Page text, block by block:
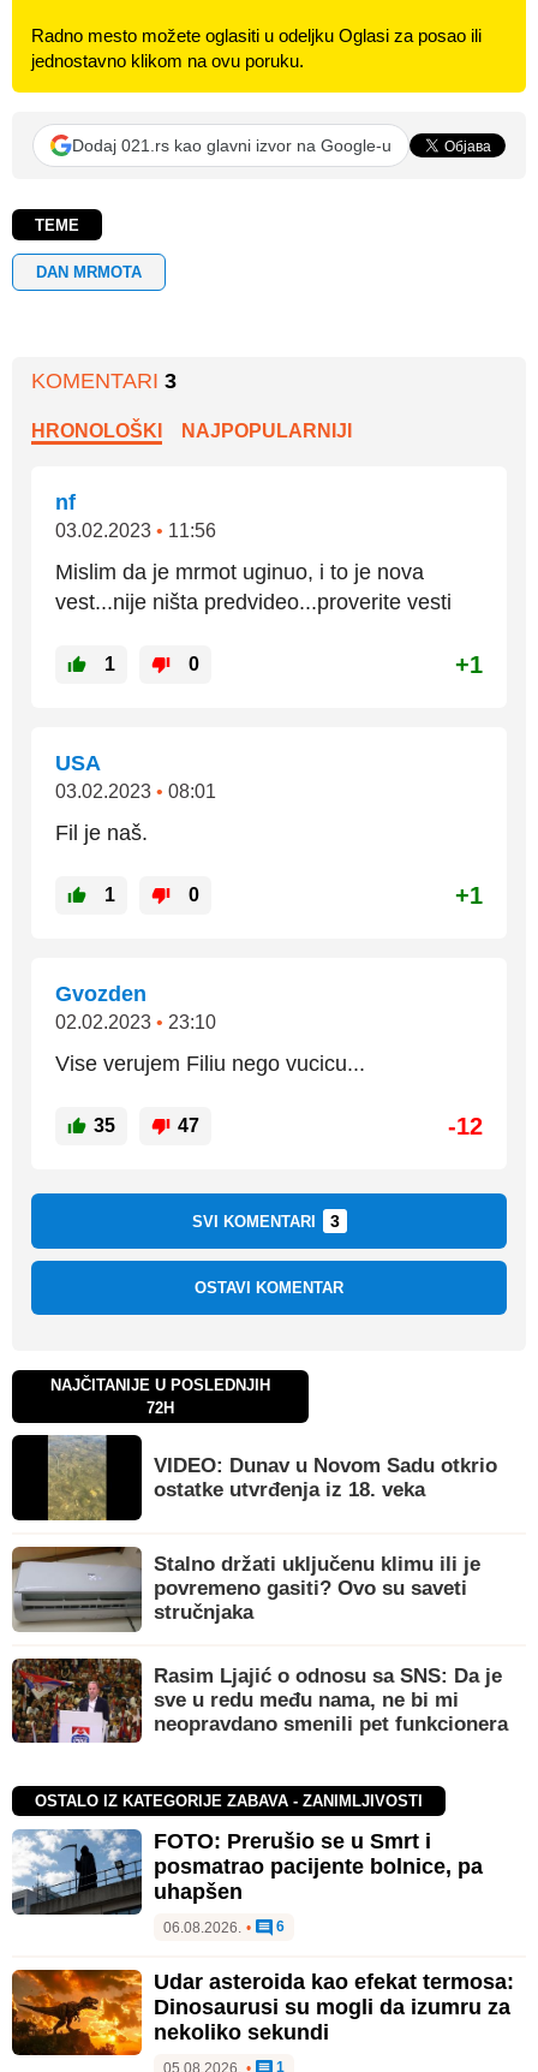
Radno mesto možete oglasiti u odeljku Oglasi za posao ili
jednostavno klikom na ovu poruku.
Dodaj 021.rs kao glavni izvor na Google-u
TEME
DAN MRMOTA
KOMENTARI 3
HRONOLOŠKI NAJPOPULARNIJI
nf
03.02.2023 • 11:56
Mislim da je mrmot uginuo, i to je nova
vest...nije ništa predvideo...proverite vesti
1 0 +1
USA
03.02.2023 • 08:01
Fil je naš.
1 0 +1
Gvozden
02.02.2023 • 23:10
Vise verujem Filiu nego vucicu...
35 47 -12
SVI KOMENTARI 3
OSTAVI KOMENTAR
NAJČITANIJE U POSLEDNJIH
72H
VIDEO: Dunav u Novom Sadu otkrio
ostatke utvrđenja iz 18. veka
Stalno držati uključenu klimu ili je
povremeno gasiti? Ovo su saveti
stručnjaka
Rasim Ljajić o odnosu sa SNS: Da je
sve u redu među nama, ne bi mi
neopravdano smenili pet funkcionera
OSTALO IZ KATEGORIJE ZABAVA - ZANIMLJIVOSTI
FOTO: Prerušio se u Smrt i
posmatrao pacijente bolnice, pa
uhapšen
06.08.2026. • 6
Udar asteroida kao efekat termosa:
Dinosaurusi su mogli da izumru za
nekoliko sekundi
1